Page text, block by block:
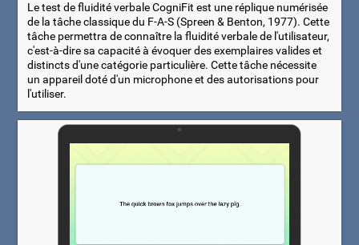
Le test de fluidité verbale CogniFit est une réplique numérisée
de la tâche classique du F-A-S (Spreen & Benton, 1977). Cette
tâche permettra de connaître la fluidité verbale de l'utilisateur,
c'est-à-dire sa capacité à évoquer des exemplaires valides et
distincts d'une catégorie particulière. Cette tâche nécessite
un appareil doté d'un microphone et des autorisations pour
l'utiliser.